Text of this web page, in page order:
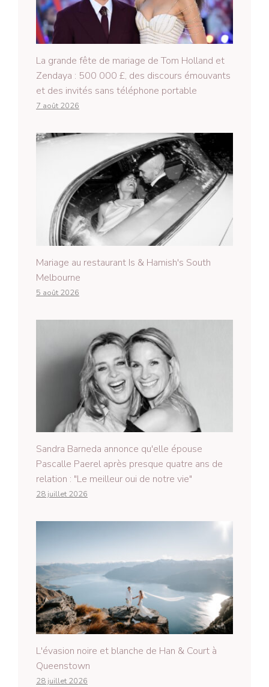
La grande fête de mariage de Tom Holland et
Zendaya : 500 000 £, des discours émouvants
et des invités sans téléphone portable
7 août 2026
Mariage au restaurant Is & Hamish's South
Melbourne
5 août 2026
Sandra Barneda annonce qu'elle épouse
Pascalle Paerel après presque quatre ans de
relation : "Le meilleur oui de notre vie"
28 juillet 2026
L'évasion noire et blanche de Han & Court à
Queenstown
28 juillet 2026